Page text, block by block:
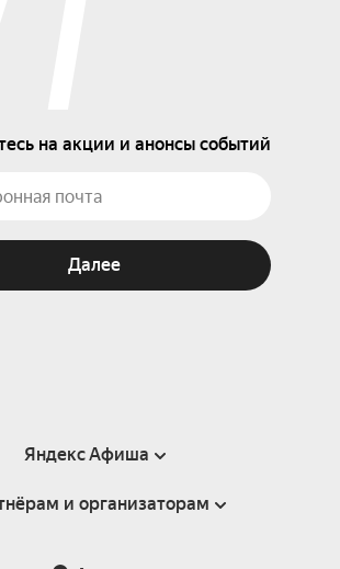
на акции и анонсы событий
Далее
Яндекс Афиша
Справка
и организаторам